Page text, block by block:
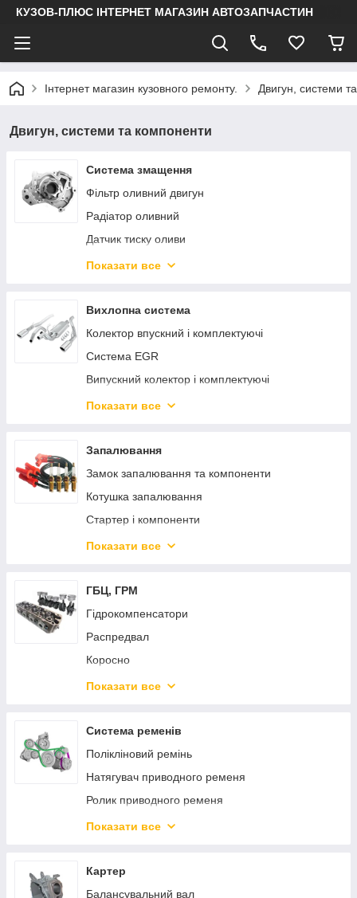
КУЗОВ-ПЛЮС ІНТЕРНЕТ МАГАЗИН АВТОЗАПЧАСТИН
Інтернет магазин кузовного ремонту. Двигун, системи
Двигун, системи та компоненти
Система змащення
Фільтр оливний двигун
Радіатор оливний
Датчик тиску оливи
Привод оливного насоса
Кришка оливозаливної горловини
Щуп оливний
Показати все
Вихлопна система
Колектор впускний і комплектуючі
Система EGR
Випускний колектор і комплектуючі
Каталізатор і комплектуючі
Показати все
Запалювання
Замок запалювання та компоненти
Котушка запалювання
Стартер і компоненти
Система запалювання безконтактна
Свічки запалювання
Свічки накала та комплектуючі
Двигун пусковий
Показати все
ГБЦ, ГРМ
Гідрокомпенсатори
Распредвал
Коросно
ГБЦ
Газорозподільний механізм
Показати все
Система ременів
Полікліновий ремінь
Натягувач приводного ременя
Ролик приводного ременя
Ремінь зубчастий
Натягувач ланцюга
Показати все
Картер
Балансувальний вал